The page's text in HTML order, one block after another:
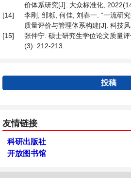
价体系研究[J]. 大众标准化,
[14]
李刚, 邹栎, 何佳, 刘春一. “一流研
质量评价与管理体系构建[J]. 科技
[15]
张仲宁. 硕士研究生学位论文质量
(3): 212-213.
投稿
友情链接
科研出版社
开放图书馆